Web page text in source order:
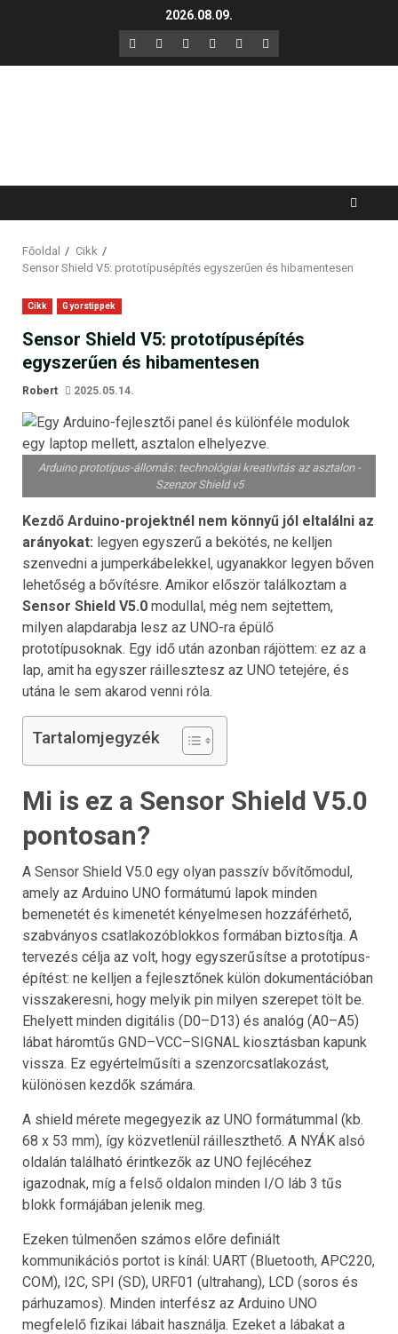
2026.08.09.
F X LinkedIn
YouTube
Instagram
GitHub
Főoldal
Cikk
Sensor Shield V5: prototípusépítés egyszerűen és hibamentesen
Cikk Gyorstippek
Sensor Shield V5: prototípusépítés
egyszerűen és hibamentesen
Robert 2025.05.14.
Arduino prototípus-állomás: technológiai kreativitás az asztalon -
Szenzor Shield v5
Kezdő Arduino-projektnél nem könnyű jól eltalálni az
arányokat: legyen egyszerű a bekötés, ne kelljen
szenvedni a jumperkábelekkel, ugyanakkor legyen bőven
lehetőség a bővítésre. Amikor először találkoztam a
Sensor Shield V5.0 modullal, még nem sejtettem,
milyen alapdarabja lesz az UNO-ra épülő
prototípusoknak. Egy idő után azonban rájöttem: ez az a
lap, amit ha egyszer ráillesztesz az UNO tetejére, és
utána le sem akarod venni róla.
Tartalomjegyzék
Mi is ez a Sensor Shield V5.0
pontosan?
A Sensor Shield V5.0 egy olyan passzív bővítőmodul,
amely az Arduino UNO formátumú lapok minden
bemenetét és kimenetét kényelmesen hozzáférhető,
szabványos csatlakozóblokkos formában biztosítja. A
tervezés célja az volt, hogy egyszerűsítse a prototípus-
építést: ne kelljen a fejlesztőnek külön dokumentációban
visszakeresni, hogy melyik pin milyen szerepet tölt be.
Ehelyett minden digitális (D0–D13) és analóg (A0–A5)
lábat háromtűs GND–VCC–SIGNAL kiosztásban kapunk
vissza. Ez egyértelműsíti a szenzorcsatlakozást,
különösen kezdők számára.
A shield mérete megegyezik az UNO formátummal (kb.
68 x 53 mm), így közvetlenül ráilleszthető. A NYÁK alsó
oldalán található érintkezők az UNO fejlécéhez
igazodnak, míg a felső oldalon minden I/O láb 3 tűs
blokk formájában jelenik meg.
Ezeken túlmenően számos előre definiált
kommunikációs portot is kínál: UART (Bluetooth, APC220,
COM), I2C, SPI (SD), URF01 (ultrahang), LCD (soros és
párhuzamos). Minden interfész az Arduino UNO
megfelelő fizikai lábait használja. Ezeket a lábakat a